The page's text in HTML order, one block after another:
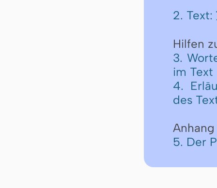
2. Text:
Hilfen
3.
im Text
4.
des
Anhang
5. Der